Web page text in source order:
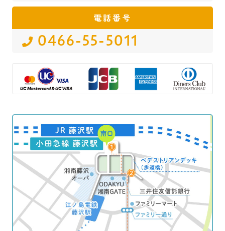
電話番号
0466-55-5011